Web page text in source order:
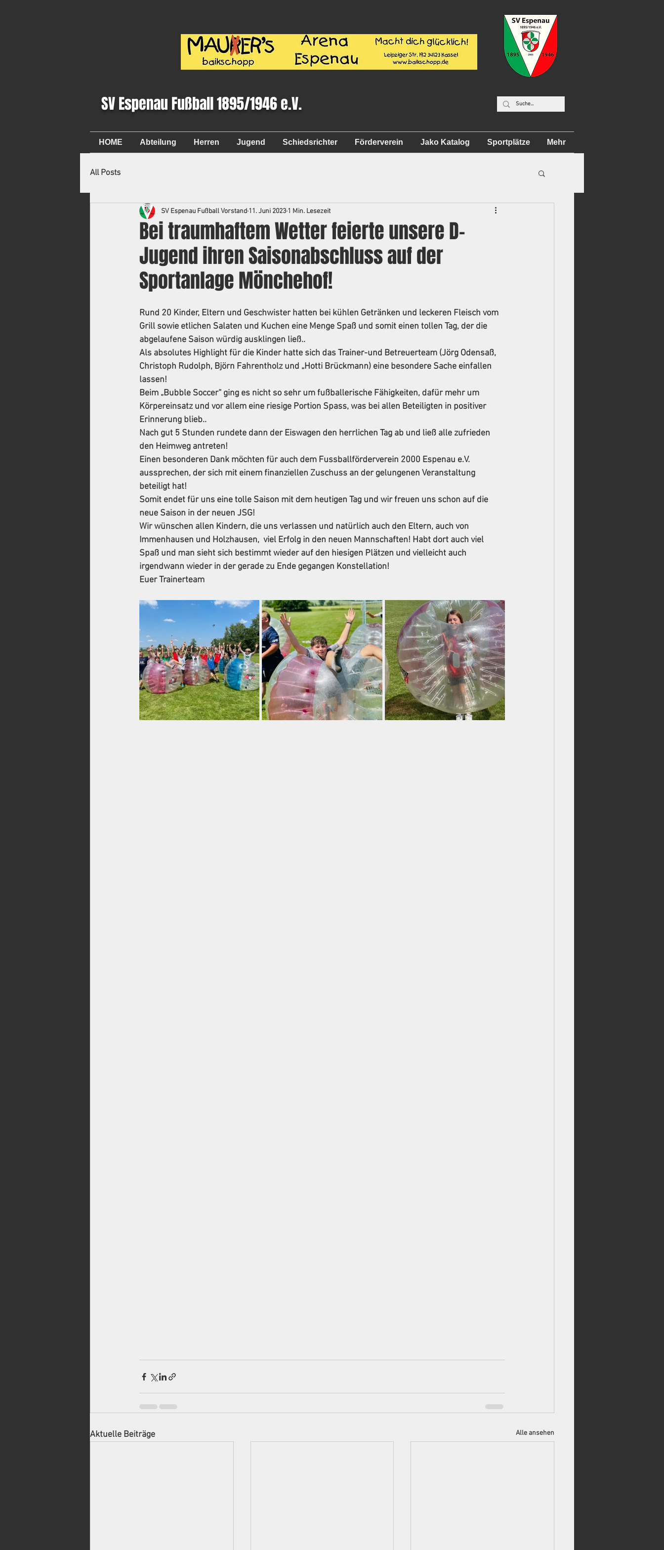
SV Espenau Fußball 1895/1946 e.V.
HOME Abteilung Herren Jugend Schiedsrichter Förderverein Jako Katalog Sportplätze Mehr
All Posts
Bei traumhaftem Wetter feierte unsere D-
Jugend ihren Saisonabschluss auf der
Sportanlage Mönchehof!
SV Espenau Fußball Vorstand 11. Juni 2023 1 Min. Lesezeit
Rund 20 Kinder, Eltern und Geschwister hatten bei kühlen Getränken und leckeren Fleisch vom
Grill sowie etlichen Salaten und Kuchen eine Menge Spaß und somit einen tollen Tag, der die
abgelaufene Saison würdig ausklingen ließ..
Als absolutes Highlight für die Kinder hatte sich das Trainer-und Betreuerteam (Jörg Odensaß,
Christoph Rudolph, Björn Fahrentholz und „Hotti Brückmann) eine besondere Sache einfallen
lassen!
Beim „Bubble Soccer“ ging es nicht so sehr um fußballerische Fähigkeiten, dafür mehr um
Körpereinsatz und vor allem eine riesige Portion Spass, was bei allen Beteiligten in positiver
Erinnerung blieb..
Nach gut 5 Stunden rundete dann der Eiswagen den herrlichen Tag ab und ließ alle zufrieden
den Heimweg antreten!
Einen besonderen Dank möchten für auch dem Fussballförderverein 2000 Espenau e.V.
aussprechen, der sich mit einem finanziellen Zuschuss an der gelungenen Veranstaltung
beteiligt hat!
Somit endet für uns eine tolle Saison mit dem heutigen Tag und wir freuen uns schon auf die
neue Saison in der neuen JSG!
Wir wünschen allen Kindern, die uns verlassen und natürlich auch den Eltern, auch von
Immenhausen und Holzhausen,  viel Erfolg in den neuen Mannschaften! Habt dort auch viel
Spaß und man sieht sich bestimmt wieder auf den hiesigen Plätzen und vielleicht auch
irgendwann wieder in der gerade zu Ende gegangen Konstellation!
Euer Trainerteam
Aktuelle Beiträge Alle ansehen